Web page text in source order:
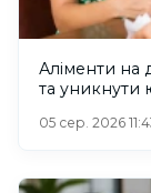
Аліменти на
та
05 сер. 2026